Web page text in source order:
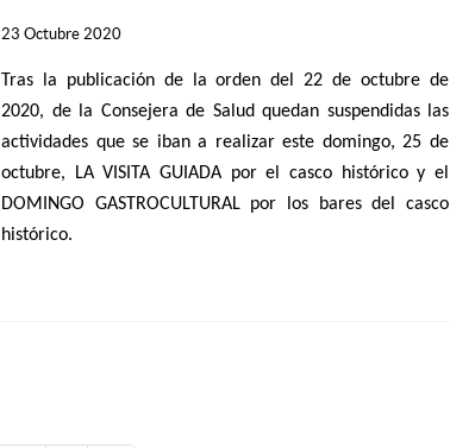
23 Octubre 2020
Tras la publicación de la orden del 22 de octubre de
2020, de la Consejera de Salud quedan suspendidas las
actividades que se iban a realizar este domingo, 25 de
octubre, LA VISITA GUIADA por el casco histórico y el
DOMINGO GASTROCULTURAL por los bares del casco
histórico.